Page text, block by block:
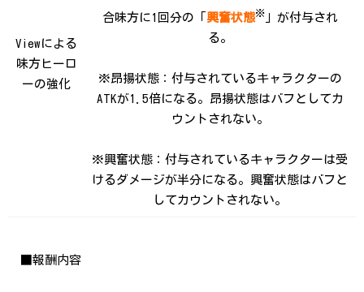
Viewによる
味方ヒーロ
ーの強化
合味方に1回分の「 興奮状態※」が付与され
る。
※昂揚状態：付与されているキャラクターの
ATKが1.5倍になる。昂揚状態はバフとしてカ
ウントされない。
※興奮状態：付与されているキャラクターは受
けるダメージが半分になる。興奮状態はバフと
してカウントされない。
■報酬内容